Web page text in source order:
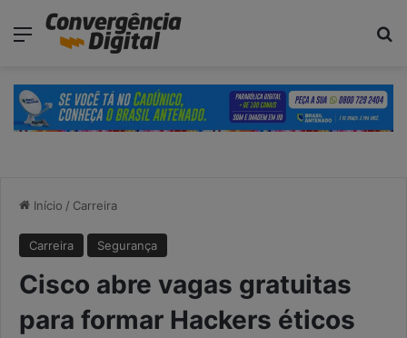
Menu
Início / Carreira
Carreira Segurança
Cisco abre vagas gratuitas
para formar Hackers éticos